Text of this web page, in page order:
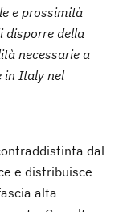
e prossimità
disporre della
necessarie a
in Italy nel
dal
e distribuisce
alta